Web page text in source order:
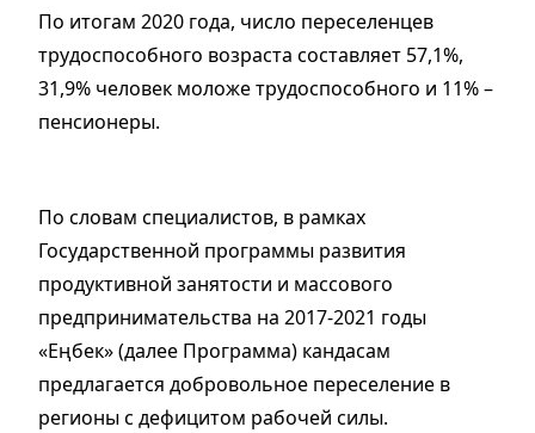
По итогам 2020 года, число переселенцев
трудоспособного возраста составляет 57,1%,
31,9% человек моложе трудоспособного и 11% –
пенсионеры.
По словам специалистов, в рамках
Государственной программы развития
продуктивной занятости и массового
предпринимательства на 2017-2021 годы
«Еңбек» (далее Программа) кандасам
предлагается добровольное переселение в
регионы с дефицитом рабочей силы.